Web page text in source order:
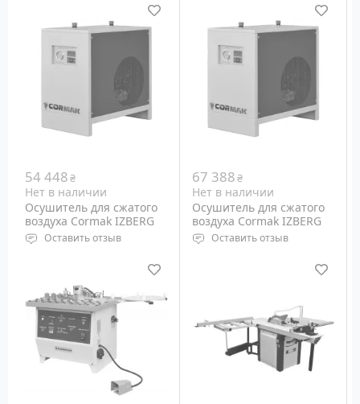
листа: 1.21 мм (мягкая
Рабочая глубина: 490 мм
Вес: 26 кг
Объем камеры: 220
Расход воздуха: 400 - 700
54 448₴
Нет в наличии
Осушитель для сжатого
воздуха Cormak IZBERG
N10SОставить отзыв
Мощность: 290 Ватт
Вес: 45 кг
67 388₴
Нет в наличии
Осушитель для сжатого
воздуха Cormak IZBERG
N20SОставить отзыв